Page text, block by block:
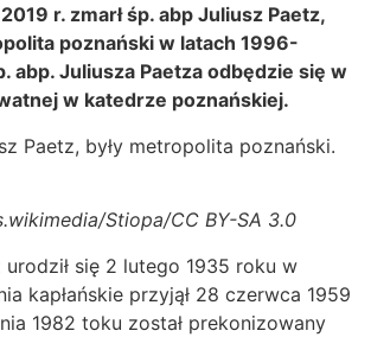
r. zmarł śp. abp Juliusz Paetz,
poznański w latach 1996-
abp. Juliusza Paetza odbędzie się w
w katedrze poznańskiej.
Stiopa/CC BY-SA 3.0
się 2 lutego 1935 roku w
kapłańskie przyjął 28 czerwca 1959
1982 toku został prekonizowany